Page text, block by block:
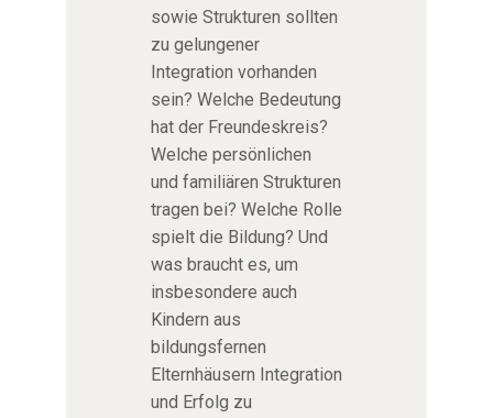
sowie Strukturen sollten
zu gelungener
Integration vorhanden
sein? Welche Bedeutung
hat der Freundeskreis?
Welche persönlichen
und familiären Strukturen
tragen bei? Welche Rolle
spielt die Bildung? Und
was braucht es, um
insbesondere auch
Kindern aus
bildungsfernen
Elternhäusern Integration
und Erfolg zu